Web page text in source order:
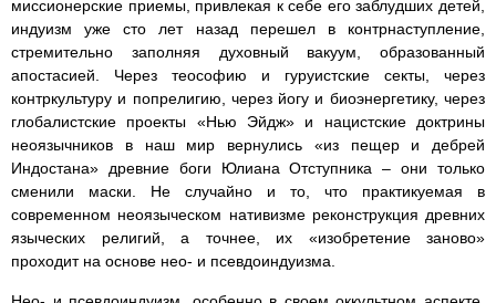
миссионерские приемы, привлекая к себе его заблудших детей,
индуизм уже сто лет назад перешел в контрнаступление,
стремительно заполняя духовный вакуум, образованный
апостасией. Через теософию и гуруистские секты, через
контркультуру и попрелигию, через йогу и биоэнергетику, через
глобалистские проекты «Нью Эйдж» и нацистские доктрины
неоязычников в наш мир вернулись «из пещер и дебрей
Индостана» древние боги Юлиана Отступника – они только
сменили маски. Не случайно и то, что практикуемая в
современном неоязыческом нативизме реконструкция древних
языческих религий, а точнее, их «изобретение заново»
проходит на основе нео- и псевдоиндуизма.